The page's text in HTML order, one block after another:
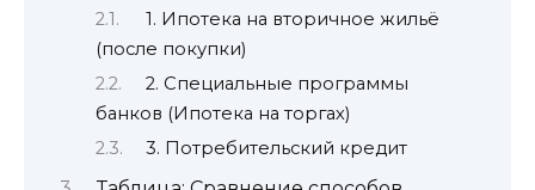
1. Ипотека на вторичное жильё
(после покупки)
2. Специальные программы
банков (Ипотека на торгах)
3. Потребительский кредит